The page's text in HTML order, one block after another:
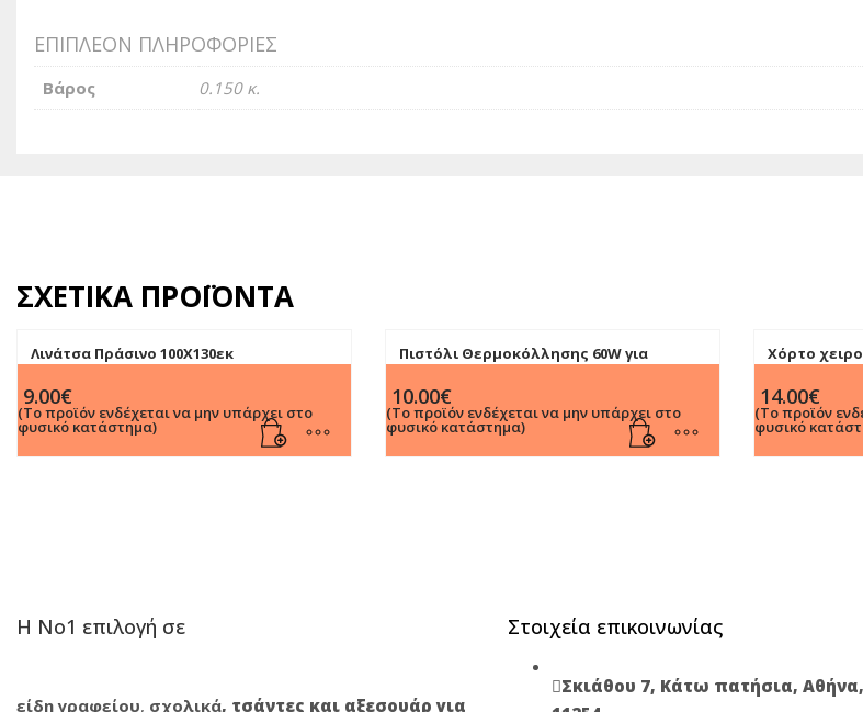
ΕΠΙΠΛΈΟΝ ΠΛΗΡΟΦΟΡΊΕΣ
Βάρος 0.150 κ.
ΣΧΕΤΙΚΆ ΠΡΟΪΌΝΤΑ
Λινάτσα Πράσινο 100Χ130εκ
9.00€
(Το προϊόν ενδέχεται να μην υπάρχει στο
φυσικό κατάστημα)
Πιστόλι Θερμοκόλλησης 60W για
10.00€
(Το προϊόν ενδέχεται να μην υπάρχει στο
φυσικό κατάστημα)
Χόρτο
14.00€
(Το προϊόν
φυσικό
Η Νο1 επιλογή σε
είδη γραφείου, σχολικά, τσάντες και αξεσουάρ για
Στοιχεία επικοινωνίας
Σκιάθου 7, Κάτω πατήσια, Αθήνα,